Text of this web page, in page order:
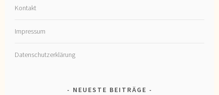
Kontakt
Impressum
Datenschutzerklärung
NEUESTE BEITRÄGE